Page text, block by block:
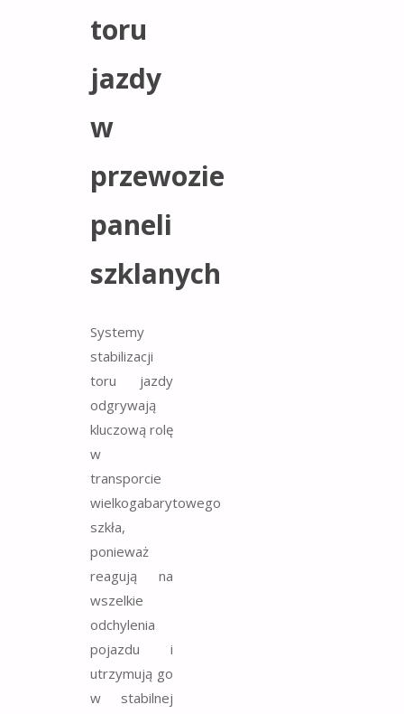
toru
jazdy
w
przewozie
paneli
szklanych
Systemy
stabilizacji
toru jazdy
odgrywają
kluczową rolę
w
transporcie
wielkogabarytowego
szkła,
ponieważ
reagują na
wszelkie
odchylenia
pojazdu i
utrzymują go
w stabilnej